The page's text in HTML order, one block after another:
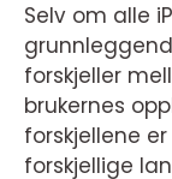
Selv om alle
forskjeller
brukernes
forskjellene
forskjellige